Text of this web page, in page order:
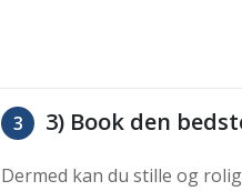
3 3) Book den
Dermed kan du stille og